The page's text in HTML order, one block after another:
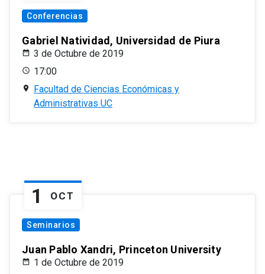
Conferencias
Gabriel Natividad, Universidad de Piura
3 de Octubre de 2019
17:00
Facultad de Ciencias Económicas y
Administrativas UC
1 OCT
Seminarios
Juan Pablo Xandri, Princeton University
1 de Octubre de 2019